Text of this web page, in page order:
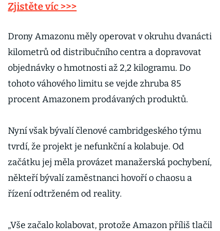
Zjistěte víc >>>
Drony Amazonu měly operovat v okruhu dvanácti
kilometrů od distribučního centra a dopravovat
objednávky o hmotnosti až 2,2 kilogramu. Do
tohoto váhového limitu se vejde zhruba 85
procent Amazonem prodávaných produktů.
Nyní však bývalí členové cambridgeského týmu
tvrdí, že projekt je nefunkční a kolabuje. Od
začátku jej měla provázet manažerská pochybení,
někteří bývalí zaměstnanci hovoří o chaosu a
řízení odtrženém od reality.
„Vše začalo kolabovat, protože Amazon příliš tlačil